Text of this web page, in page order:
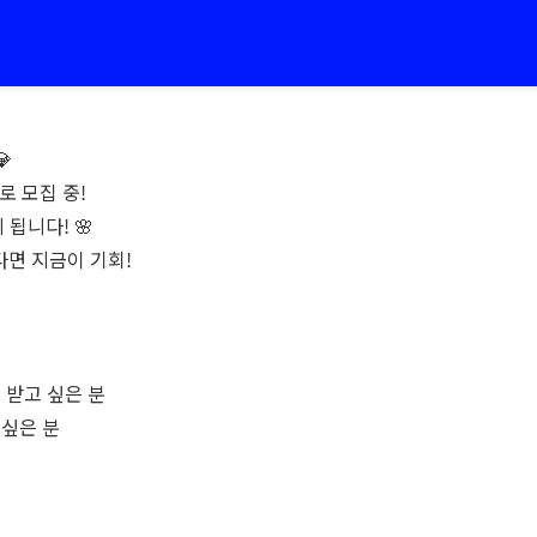
모집 중!
됩니다! 🌸
면 지금이 기회!
고 싶은 분
은 분